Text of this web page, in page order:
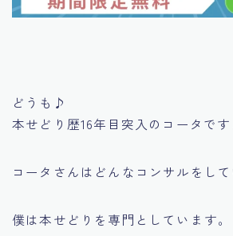
どうも♪
本せどり歴16年目突入のコータで
コータさんはどんなコンサルをし
僕は本せどりを専門としています。